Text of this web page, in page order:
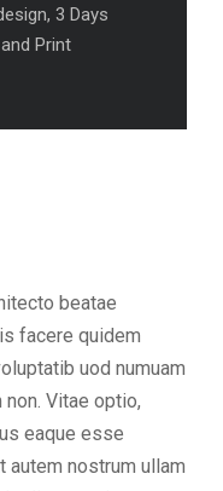
3 Days
Print
beatae
facere quidem
uod numuam
Vitae optio,
eaque esse
nostrum ullam